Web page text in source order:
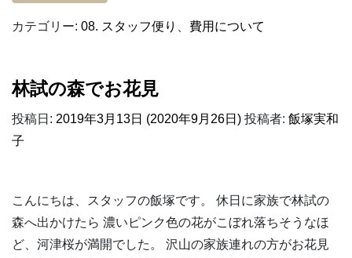
カテゴリー: 08. スタッフ便り 費用について
林試の森でお花見
投稿日: 2019年3月13日 (2020年9月26日) 投稿者: 飯塚実和
子
こんにちは、スタッフの飯塚です。 休日に家族で林試の
森へ出かけたら 濃いピンク色の花がこぼれ落ちそうなほ
ど、河津桜が満開でした。 沢山の家族連れの方がお花見